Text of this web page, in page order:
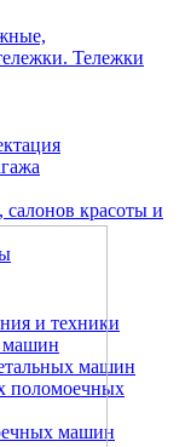
Тележки
красоты и
и техники
машин
машин
поломоечных
машин